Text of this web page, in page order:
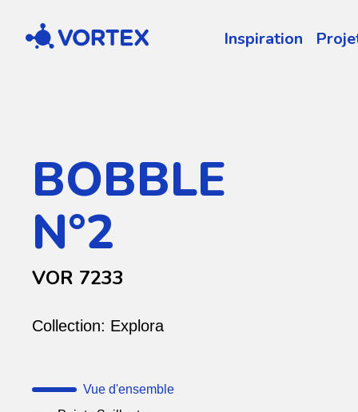
Vortex Inspiration
BOBBLE
N°2
VOR 7233
Collection: Explora
Vue d'ensemble